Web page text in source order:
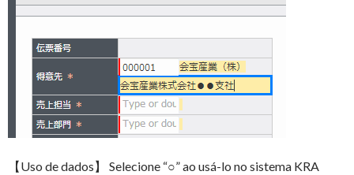
【Uso de dados】 Selecione “○” ao usá-lo no sistema KRA